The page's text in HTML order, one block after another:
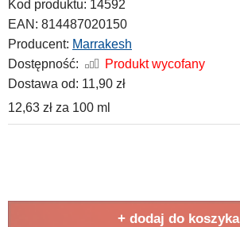
Kod produktu: 14592
EAN: 814487020150
Producent: Marrakesh
Dostępność:
Produkt wycofany
Dostawa od: 11,90 zł
12,63 zł za 100 ml
+ dodaj do koszyka